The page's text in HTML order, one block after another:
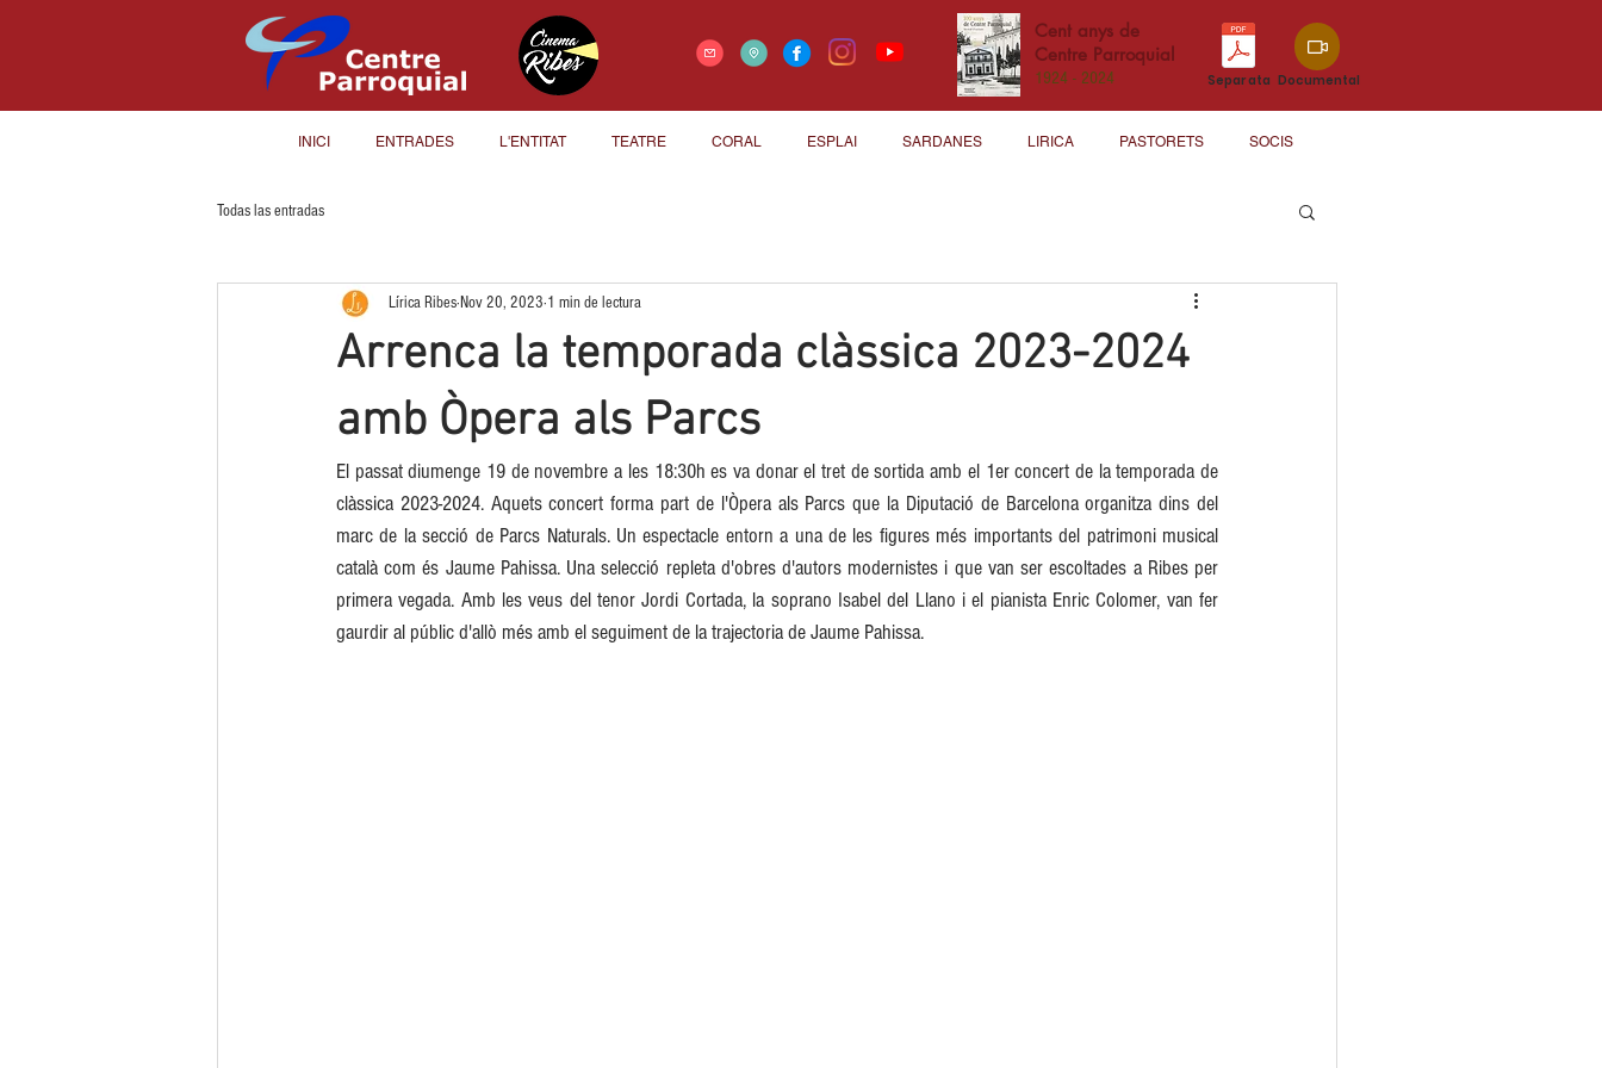
Cent anys de
Centre Parroquial
1924 - 2024 Separata Documental
INICI ENTRADES L'ENTITAT TEATRE CORAL ESPLAI SARDANES LIRICA PASTORETS SOCIS
Todas las entradas
Arrenca la temporada clàssica 2023-2024
amb Òpera als Parcs
Lírica RibesNov 20, 2023 1 min de lectura
El passat diumenge 19 de novembre a les 18:30h es va donar el tret de sortida amb el 1er concert de la temporada de
clàssica 2023-2024. Aquets concert forma part de l'Òpera als Parcs que la Diputació de Barcelona organitza dins del
marc de la secció de Parcs Naturals. Un espectacle entorn a una de les figures més importants del patrimoni musical
català com és Jaume Pahissa. Una selecció repleta d'obres d'autors modernistes i que van ser escoltades a Ribes per
primera vegada. Amb les veus del tenor Jordi Cortada, la soprano Isabel del Llano i el pianista Enric Colomer, van fer
gaurdir al públic d'allò més amb el seguiment de la trajectoria de Jaume Pahissa.